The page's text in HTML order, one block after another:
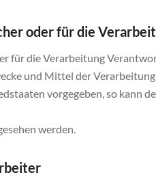
oder für die
für die Verarbeitung
und Mittel der
vorgegeben, so kann
werden.